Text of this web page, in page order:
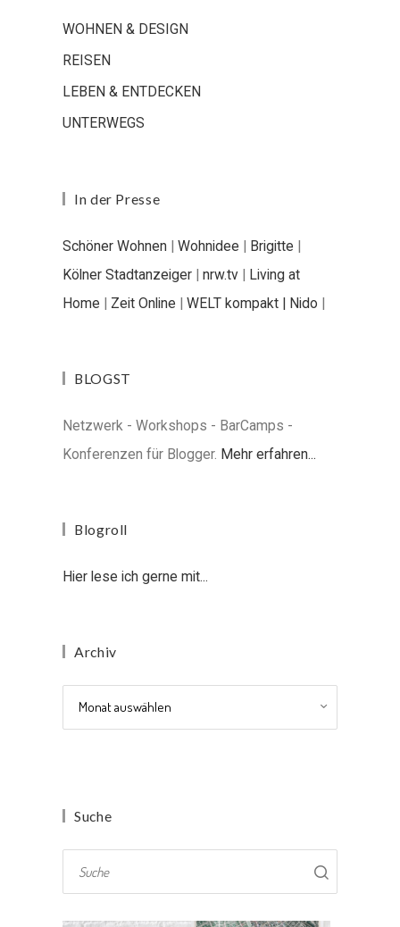
WOHNEN & DESIGN
REISEN
LEBEN & ENTDECKEN
UNTERWEGS
In der Presse
Schöner Wohnen | Wohnidee | Brigitte |
Kölner Stadtanzeiger | nrw.tv | Living at
Home | Zeit Online | WELT kompakt | Nido |
BLOGST
Netzwerk - Workshops - BarCamps -
Konferenzen für Blogger. Mehr erfahren...
Blogroll
Hier lese ich gerne mit...
Archiv
Suche